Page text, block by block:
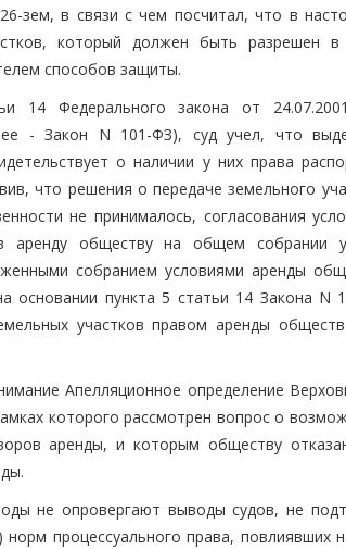
зем, в связи с чем посчитал, что в
который должен быть разрешен
способов защиты.
14 Федерального закона от
- Закон N 101-ФЗ), суд учел, что
о наличии у них права
что решения о передаче земельного
не принималось, согласования
аренду обществу на общем собрании
собранием условиями аренды
основании пункта 5 статьи 14 Закона N
участков правом аренды
Апелляционное определение
которого рассмотрен вопрос о
аренды, и которым обществу
не опровергают выводы судов, не
процессуального права, повлиявших